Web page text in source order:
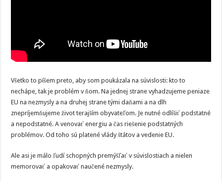
Všetko to píšem preto, aby som poukázala na súvislosti: kto to
nechápe, tak je problém v ňom. Na jednej strane vyhadzujeme peniaze
EU na nezmysly a na druhej strane tými daňami a na dlh
znepríjemňujeme život terajším obyvateľom. Je nutné odlíšiť podstatné
a nepodstatné. A venovať energiu a čas riešenie podstatných
problémov. Od toho sú platené vlády štátov a vedenie EU.
Ale asi je málo ľudí schopných premýšľať v súvislostiach a nielen
memorovať a opakovať naučené nezmysly.